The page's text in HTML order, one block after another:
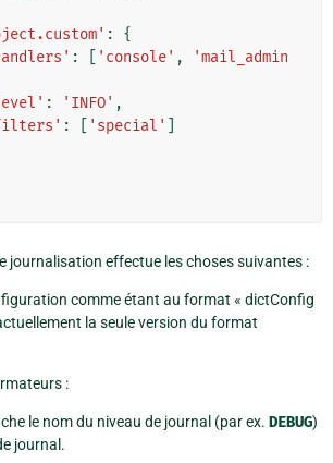
:
{
: 'console' ,
'mail_admin
: 'INFO' ,
: 'special'
journalisation effectue les choses suivantes :
comme étant au format « dictConfig
la seule version du format
:
le nom du niveau de journal (par ex. DEBUG)
journal.